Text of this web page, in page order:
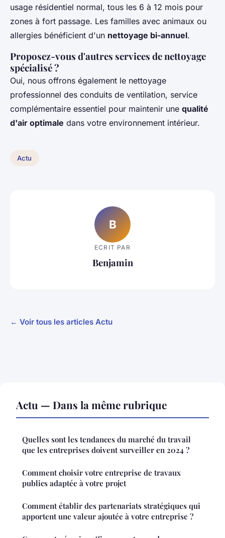
usage résidentiel normal, tous les 6 à 12 mois pour
zones à fort passage. Les familles avec animaux ou
allergies bénéficient d'un nettoyage bi-annuel.
Proposez-vous d'autres services de nettoyage
spécialisé ?
Oui, nous offrons également le nettoyage
professionnel des conduits de ventilation, service
complémentaire essentiel pour maintenir une qualité
d'air optimale dans votre environnement intérieur.
Actu
B
ECRIT PAR
Benjamin
← Voir tous les articles Actu
Actu — Dans la même rubrique
Quelles sont les tendances du marché du travail
que les entreprises doivent surveiller en 2024 ?
Comment choisir votre entreprise de travaux
publics adaptée à votre projet
Comment établir des partenariats stratégiques qui
apportent une valeur ajoutée à votre entreprise ?